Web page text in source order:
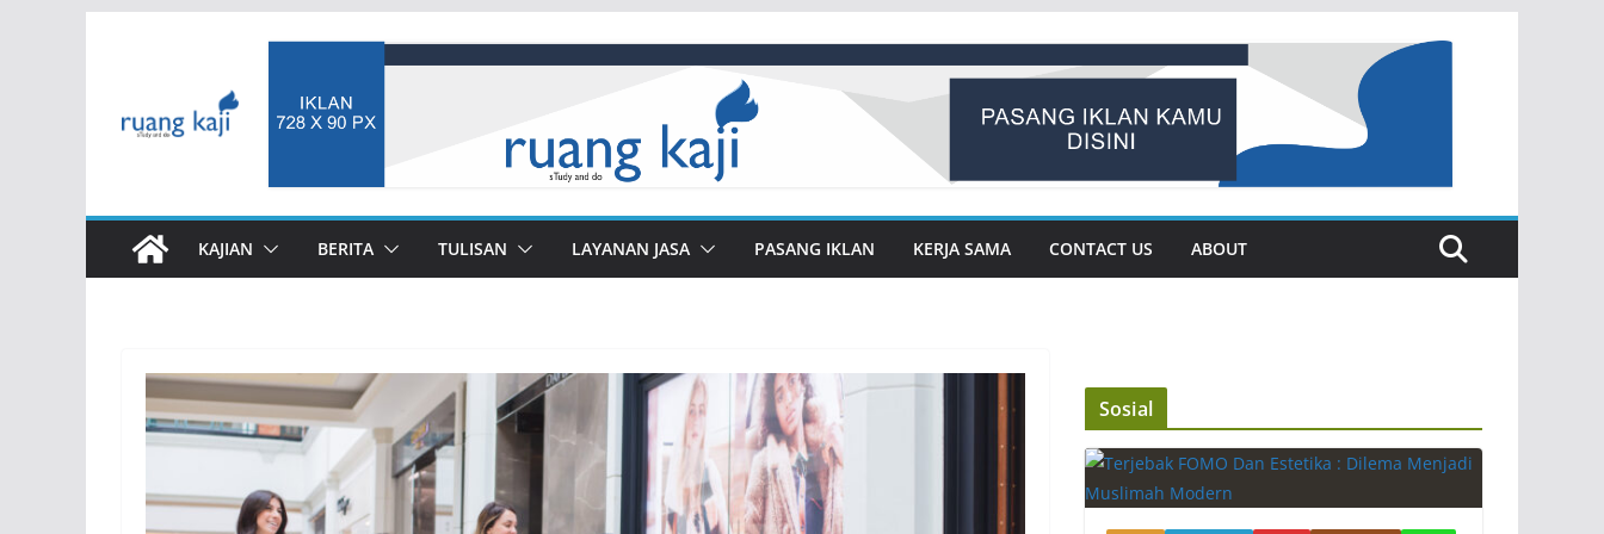
KAJIAN BERITA TULISAN LAYANAN JASA PASANG IKLAN KERJA SAMA CONTACT US ABOUT
Sosial